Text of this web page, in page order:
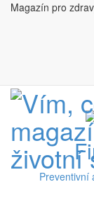
Magazín pro
Preventivní